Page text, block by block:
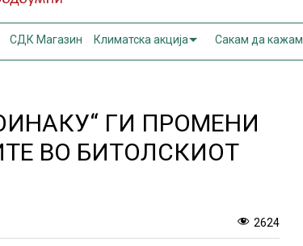
СДК Магазин Климатска акција Сакам да кажам
ГИ ПРОМЕНИ
ВО БИТОЛСКИОТ
2624